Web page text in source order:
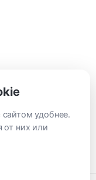
удобнее.
от них или